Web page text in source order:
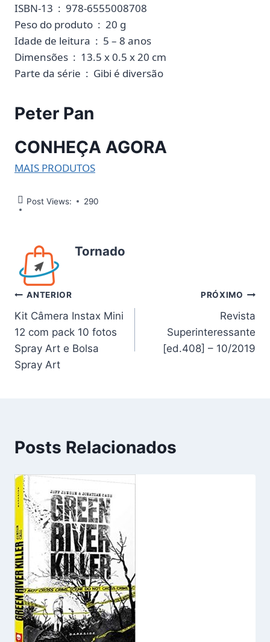
ISBN-13 ‏ : ‎ 978-6555008708
Peso do produto ‏ : ‎ 20 g
Idade de leitura ‏ : ‎ 5 – 8 anos
Dimensões ‏ : ‎ 13.5 x 0.5 x 20 cm
Parte da série ‏ : ‎ Gibi é diversão
Peter Pan
CONHEÇA AGORA
MAIS PRODUTOS
Post Views: 290
Tornado
Navegação
de
Post
ANTERIOR
Kit Câmera Instax Mini
12 com pack 10 fotos
Spray Art e Bolsa
Spray Art
PRÓXIMO
Revista
Superinteressante
[ed.408] – 10/2019
Posts Relacionados